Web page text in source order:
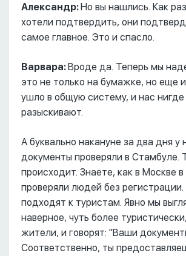
Александр:Но вы нашлись. Как
хотели подтвердить, они
самое главное. Это и спасло.
Варвара:Вроде да. Теперь мы
это не только на бумажке, но еще
ушло в общую систему, и нас
разыскивают.
А буквально накануне за два дня у
документы проверяли в Стамбуле.
происходит. Знаете, как в Москве
проверяли людей без
подходят к туристам. Явно мы
наверное, чуть более
жители, и говорят: "Ваши
Соответственно, ты